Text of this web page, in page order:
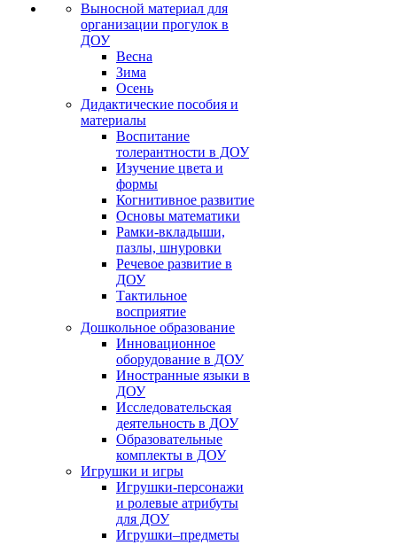
Выносной материал для
организации прогулок в
ДОУ
Весна
Зима
Осень
Дидактические пособия и
материалы
Воспитание
толерантности в ДОУ
Изучение цвета и
формы
Когнитивное развитие
Основы математики
Рамки-вкладыши,
пазлы, шнуровки
Речевое развитие в
ДОУ
Тактильное
восприятие
Дошкольное образование
Инновационное
оборудование в ДОУ
Иностранные языки в
ДОУ
Исследовательская
деятельность в ДОУ
Образовательные
комплекты в ДОУ
Игрушки и игры
Игрушки-персонажи
и ролевые атрибуты
для ДОУ
Игрушки–предметы